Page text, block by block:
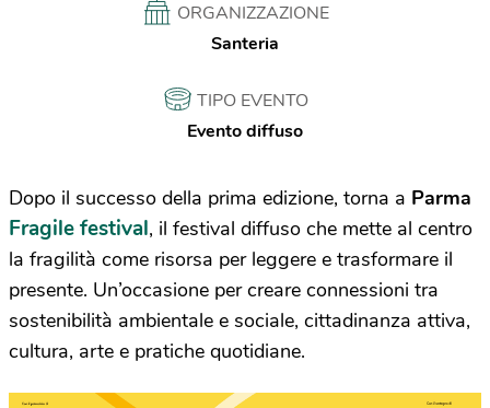
ORGANIZZAZIONE
Santeria
TIPO EVENTO
Evento diffuso
Dopo il successo della prima edizione, torna a Parma
Fragile festival, il festival diffuso che mette al centro
la fragilità come risorsa per leggere e trasformare il
presente. Un’occasione per creare connessioni tra
sostenibilità ambientale e sociale, cittadinanza attiva,
cultura, arte e pratiche quotidiane.